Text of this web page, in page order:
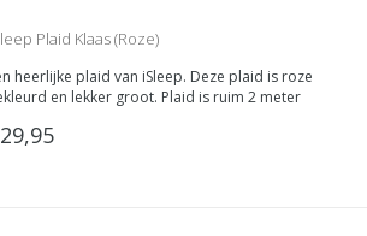
Plaid Klaas (Roze)
heerlijke plaid van iSleep. Deze plaid is roze
en lekker groot. Plaid is ruim 2 meter
waardoor je jezelf van top tot teen kunt
met deze heerlijk zachte deken. De
is van super zachte Teddy stof.